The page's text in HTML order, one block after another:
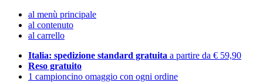
al menù principale
al contenuto
al carrello
Italia: spedizione standard gratuita a partire da € 59,90
Reso gratuito
1 campioncino omaggio con ogni ordine